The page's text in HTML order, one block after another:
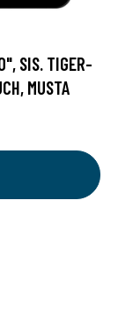
SIS. TIGER-
MUSTA